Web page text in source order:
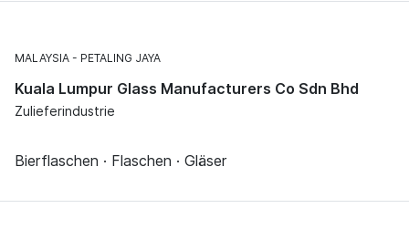
MALAYSIA PETALING JAYA
Kuala Lumpur Glass Manufacturers Co Sdn Bhd
Zulieferindustrie
Bierflaschen · Flaschen · Gläser